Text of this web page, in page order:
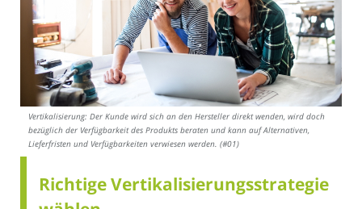
Vertikalisierung: Der Kunde wird sich an den Hersteller direkt wenden, wird doch
bezüglich der Verfügbarkeit des Produkts beraten und kann auf Alternativen,
Lieferfristen und Verfügbarkeiten verwiesen werden. (#01)
Richtige Vertikalisierungsstrategie